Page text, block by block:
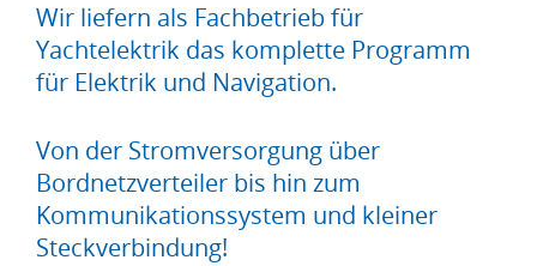
Wir liefern als Fachbetrieb für
Yachtelektrik das komplette Programm
für Elektrik und Navigation.
Von der Stromversorgung über
Bordnetzverteiler bis hin zum
Kommunikationssystem und kleiner
Steckverbindung!